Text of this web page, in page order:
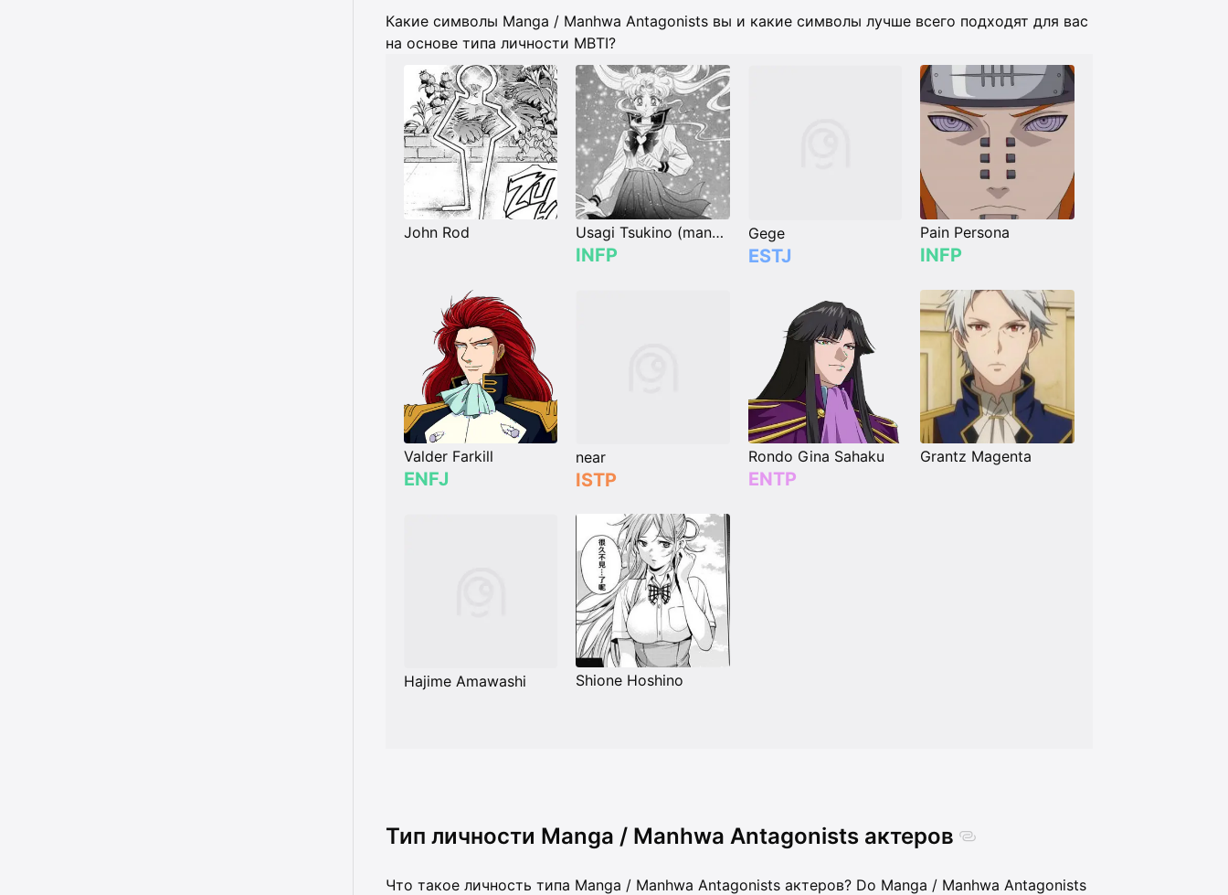
Какие символы Manga / Manhwa Antagonists вы и какие символы лучше всего подходят для вас
на основе типа личности MBTI?
John Rod Usagi Tsukino (manga)
INFP
Gege
ESTJ
Pain Persona
INFP
Valder Farkill
ENFJ
near
ISTP
Rondo Gina Sahaku
ENTP
Grantz Magenta
Hajime Amawashi Shione Hoshino
Тип личности Manga / Manhwa Antagonists актеров
Что такое личность типа Manga / Manhwa Antagonists актеров? Do Manga / Manhwa Antagonists